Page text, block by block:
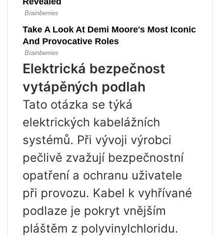
Elektrická bezpečnost
vytápěných podlah
Tato otázka se týká
elektrických kabelážních
systémů. Při vývoji výrobci
pečlivě zvažují bezpečnostní
opatření a ochranu uživatele
při provozu. Kabel k vyhřívané
podlaze je pokryt vnějším
pláštěm z polyvinylchloridu.